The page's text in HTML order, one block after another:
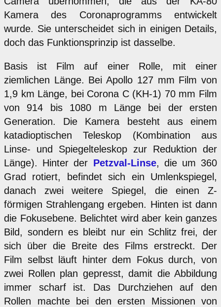
Kamera des Coronaprogramms entwickelt
wurde. Sie unterscheidet sich in einigen Details,
doch das Funktionsprinzip ist dasselbe.
Basis ist Film auf einer Rolle, mit einer
ziemlichen Länge. Bei Apollo 127 mm Film von
1,9 km Länge, bei Corona C (KH-1) 70 mm Film
von 914 bis 1080 m Länge bei der ersten
Generation. Die Kamera besteht aus einem
katadioptischen Teleskop (Kombination aus
Linse- und Spiegelteleskop zur Reduktion der
Länge). Hinter der Petzval-Linse, die um 360
Grad rotiert, befindet sich ein Umlenkspiegel,
danach zwei weitere Spiegel, die einen Z-
förmigen Strahlengang ergeben. Hinten ist dann
die Fokusebene. Belichtet wird aber kein ganzes
Bild, sondern es bleibt nur ein Schlitz frei, der
sich über die Breite des Films erstreckt. Der
Film selbst läuft hinter dem Fokus durch, von
zwei Rollen plan gepresst, damit die Abbildung
immer scharf ist. Das Durchziehen auf den
Rollen machte bei den ersten Missionen von